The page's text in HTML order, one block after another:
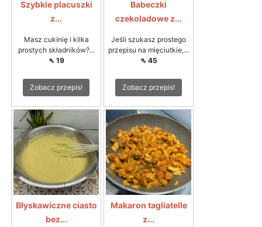
Szybkie placuszki
z...
Masz cukinię i kilka
prostych składników?...
⇖ 19
Zobacz przepis!
Babeczki
czekoladowe z...
Jeśli szukasz prostego
przepisu na mięciutkie,...
⇖ 45
Zobacz przepis!
Błyskawiczne ciasto
bez...
Makaron tagliatelle
z...